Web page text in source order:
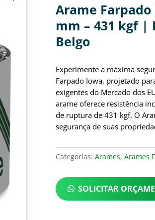
Arame Farpado
mm – 431 kgf |
Belgo
Experimente a máxima
Farpado Iowa, projetado
exigentes do Mercado dos
arame oferece resistência
de ruptura de 431 kgf. O
segurança de suas
Categorias: Arames, Arames
SOLICITAR